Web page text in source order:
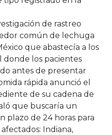
de rastreo
común de lechuga
que abastecía a los
donde los pacientes
antes de presentar
rápida anunció el
de su cadena de
que buscaría un
plazo de 24 horas para
Indiana,